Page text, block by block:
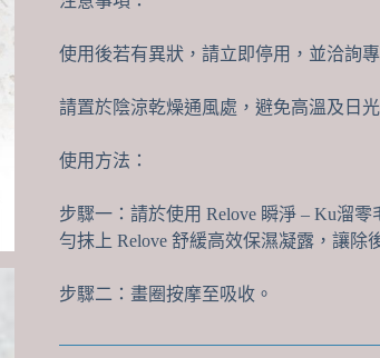
使用後若有異狀，請立即停用，並洽詢專
請置於陰涼乾燥通風處，避免高溫及日
使用方法：
步驟一：請於使用 Relove 瞬淨 – Ku溜
勻抹上 Relove 舒緩高效保濕凝露，讓除
步驟二：畫圈按摩至吸收。